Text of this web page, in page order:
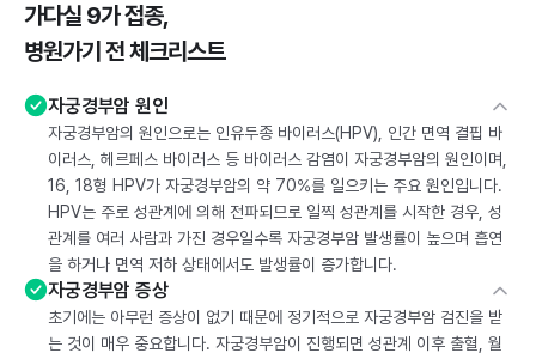
가다실 9가 접종,
병원가기 전 체크리스트
자궁경부암 원인
자궁경부암의 원인으로는 인유두종 바이러스(HPV), 인간 면역 결핍 바
이러스, 헤르페스 바이러스 등 바이러스 감염이 자궁경부암의 원인이며,
16, 18형 HPV가 자궁경부암의 약 70%를 일으키는 주요 원인입니다.
HPV는 주로 성관계에 의해 전파되므로 일찍 성관계를 시작한 경우, 성
관계를 여러 사람과 가진 경우일수록 자궁경부암 발생률이 높으며 흡연
을 하거나 면역 저하 상태에서도 발생률이 증가합니다.
자궁경부암 증상
초기에는 아무런 증상이 없기 때문에 정기적으로 자궁경부암 검진을 받
는 것이 매우 중요합니다. 자궁경부암이 진행되면 성관계 이후 출혈, 월